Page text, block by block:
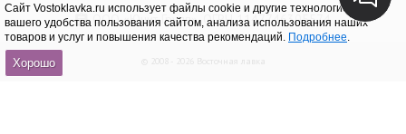
Cайт Vostoklavka.ru использует файлы cookie и другие технологии для
вашего удобства пользования сайтом, анализа использования наших
товаров и услуг и повышения качества рекомендаций. Подробнее.
Хорошо
ООО «Юнит Групп», ОГРН 1147746305574